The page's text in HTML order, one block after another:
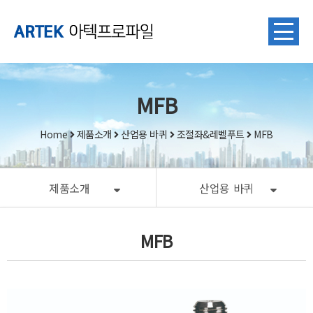
MFB
Home 제품소개 산업용 바퀴 조절좌&레벨푸트 MFB
제품소개 산업용 바퀴
MFB